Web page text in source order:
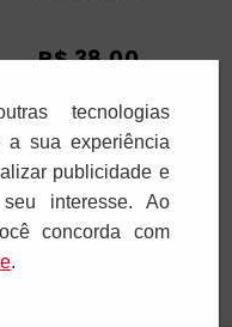
R$38,00
Adicionar
tecnologias
a sua experiência
publicidade e
interesse. Ao
concorda com
.